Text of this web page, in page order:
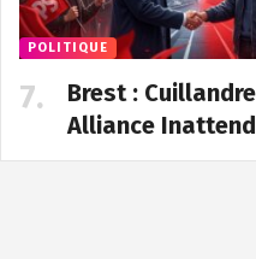
POLITIQUE
Brest :
Alliance